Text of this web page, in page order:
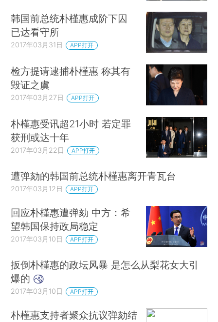
韩国前总统朴槿惠成阶下囚
已达看守所
2017年03月31日 APP打开
检方提请逮捕朴槿惠 称其有
毁证之虞
2017年03月27日 APP打开
朴槿惠受讯超21小时 若定罪
获刑或达十年
2017年03月22日 APP打开
遭弹劾的韩国前总统朴槿惠离开青瓦台
2017年03月12日 APP打开
回应朴槿惠遭弹劾 中方：希
望韩国保持政局稳定
2017年03月10日 APP打开
扳倒朴槿惠的政坛风暴 是怎么从梨花女大引
爆的
2017年03月10日 APP打开
朴槿惠支持者聚众抗议弹劾结